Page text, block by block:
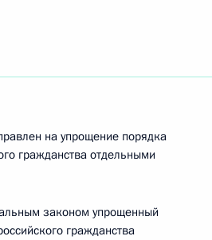
на упрощение порядка
гражданства отдельными
законом упрощенный
гражданства